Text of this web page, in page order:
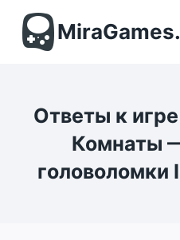
содержимому
Ответы к
Комнаты
головоломки